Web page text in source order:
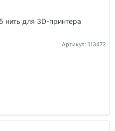
нить для 3D-принтера
Артикул: 113472